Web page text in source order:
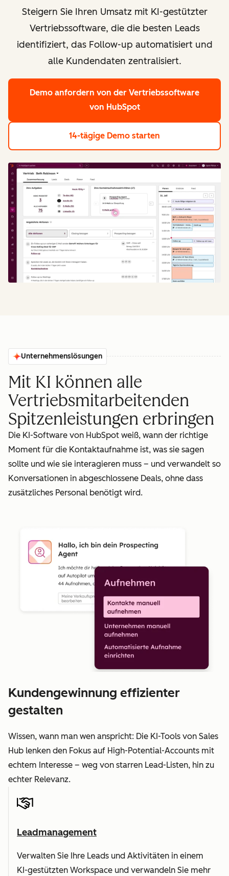
Steigern Sie Ihren Umsatz mit KI-gestützter
Vertriebssoftware, die die besten Leads
identifiziert, das Follow-up automatisiert und
alle Kundendaten zentralisiert.
Demo anfordern von der Vertriebssoftware
von HubSpot
14-tägige Demo starten
Unternehmenslösungen
Mit KI können alle
Vertriebsmitarbeitenden
Spitzenleistungen erbringen
Die KI-Software von HubSpot weiß, wann der richtige
Moment für die Kontaktaufnahme ist, was sie sagen
sollte und wie sie interagieren muss – und verwandelt so
Konversationen in abgeschlossene Deals, ohne dass
zusätzliches Personal benötigt wird.
Kundengewinnung effizienter
gestalten
Wissen, wann man wen anspricht: Die KI-Tools von Sales
Hub lenken den Fokus auf High-Potential-Accounts mit
echtem Interesse – weg von starren Lead-Listen, hin zu
echter Relevanz.
Leadmanagement
Verwalten Sie Ihre Leads und Aktivitäten in einem
KI-gestützten Workspace und verwandeln Sie mehr